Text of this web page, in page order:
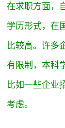
在求职方面，
学历形式，在
比较高。许多
有限制，本科
比如一些企业
考虑。